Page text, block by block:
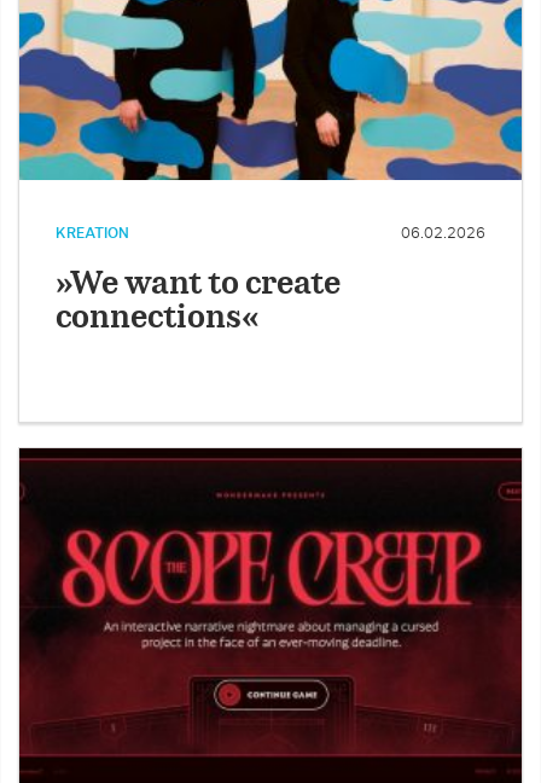
KREATION 06.02.2026
»We want to create
connections«